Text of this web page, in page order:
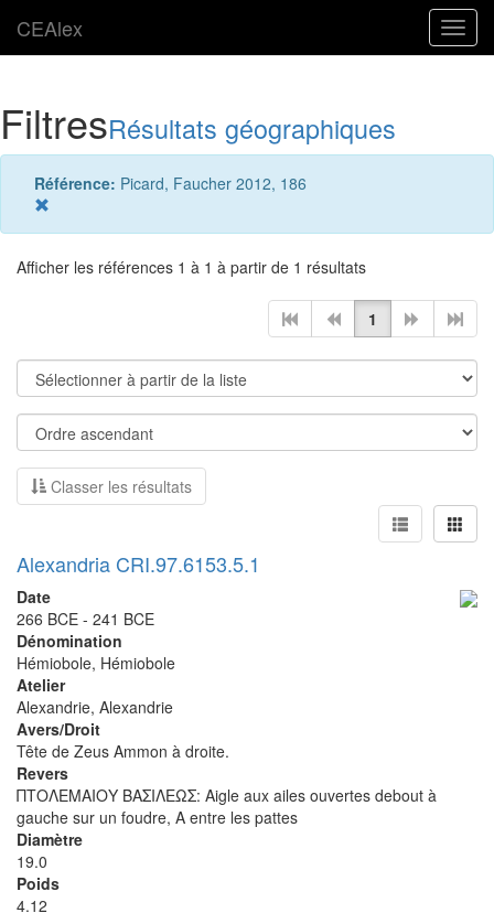
CEAlex
FiltresRésultats géographiques
Référence: Picard, Faucher 2012, 186
Afficher les références 1 à 1 à partir de 1 résultats
1
Classer les résultats
Alexandria CRI.97.6153.5.1
Date
266 BCE - 241 BCE
Dénomination
Hémiobole, Hémiobole
Atelier
Alexandrie, Alexandrie
Avers/Droit
Tête de Zeus Ammon à droite.
Revers
ΠΤΟΛΕΜΑΙΟΥ ΒΑΣΙΛΕΩΣ: Aigle aux ailes ouvertes debout à
gauche sur un foudre, A entre les pattes
Diamètre
19.0
Poids
4.12